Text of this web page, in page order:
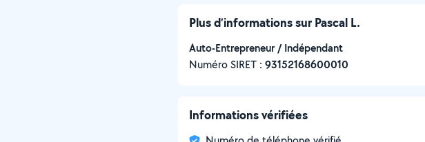
Plus d’informations sur Pascal L.
Auto-Entrepreneur / Indépendant
Numéro SIRET : ‍93152168600010
Informations vérifiées